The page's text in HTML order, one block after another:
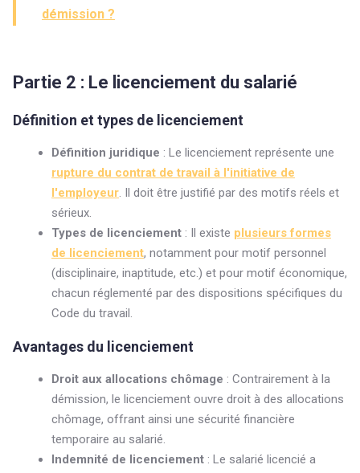
démission ?
Partie 2 : Le licenciement du salarié
Définition et types de licenciement
Définition juridique : Le licenciement représente une
rupture du contrat de travail à l'initiative de
l'employeur. Il doit être justifié par des motifs réels et
sérieux.
Types de licenciement : Il existe plusieurs formes
de licenciement, notamment pour motif personnel
(disciplinaire, inaptitude, etc.) et pour motif économique,
chacun réglementé par des dispositions spécifiques du
Code du travail.
Avantages du licenciement
Droit aux allocations chômage : Contrairement à la
démission, le licenciement ouvre droit à des allocations
chômage, offrant ainsi une sécurité financière
temporaire au salarié.
Indemnité de licenciement : Le salarié licencié a